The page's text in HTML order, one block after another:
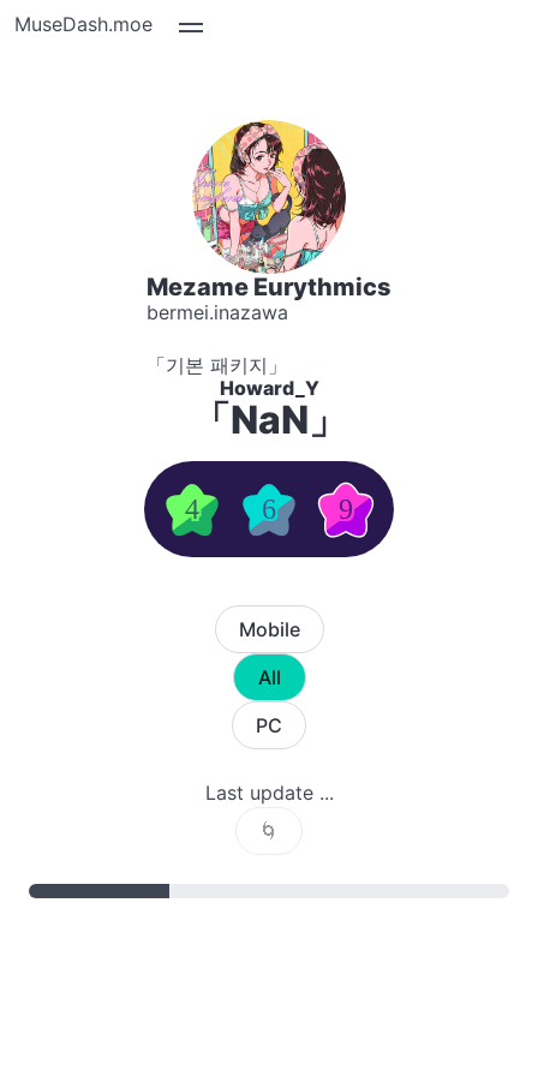
MuseDash.moe
Mezame Eurythmics
bermei.inazawa
「기본 패키지」
Howard_Y
「NaN」
4 6 9
Mobile
All
PC
Last update ...
🌀